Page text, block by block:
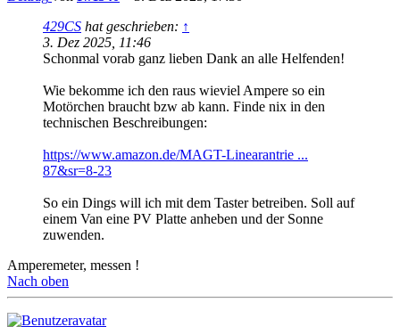
429CS hat geschrieben: ↑
3. Dez 2025, 11:46
Schonmal vorab ganz lieben Dank an alle Helfenden!
Wie bekomme ich den raus wieviel Ampere so ein
Motörchen braucht bzw ab kann. Finde nix in den
technischen Beschreibungen:
https://www.amazon.de/MAGT-Linearantrie ...
87&sr=8-23
So ein Dings will ich mit dem Taster betreiben. Soll auf
einem Van eine PV Platte anheben und der Sonne
zuwenden.
Amperemeter, messen !
Nach oben